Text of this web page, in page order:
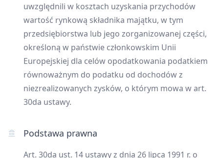
uwzględnili w kosztach uzyskania przychodów
wartość rynkową składnika majątku, w tym
przedsiębiorstwa lub jego zorganizowanej części,
określoną w państwie członkowskim Unii
Europejskiej dla celów opodatkowania podatkiem
równoważnym do podatku od dochodów z
niezrealizowanych zysków, o którym mowa w art.
30da ustawy.
Podstawa prawna
Art. 30da ust. 14 ustawy z dnia 26 lipca 1991 r. o